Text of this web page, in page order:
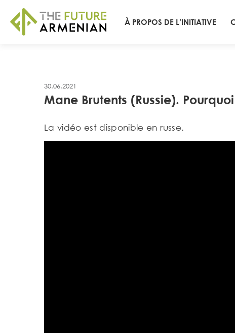
À PROPOS DE L’INITIATIVE
30.06.2021
Mane Brutents (Russie).
La vidéo est disponible en russe.